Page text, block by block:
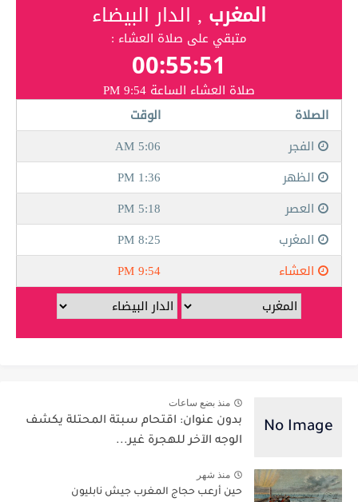
منذ بضع ساعات
بدون عنوان: اقتحام سبتة المحتلة يكشف
الوجه الآخر للهجرة غير...
منذ شهر
حين أرعب حجاج المغرب جيش نابليون